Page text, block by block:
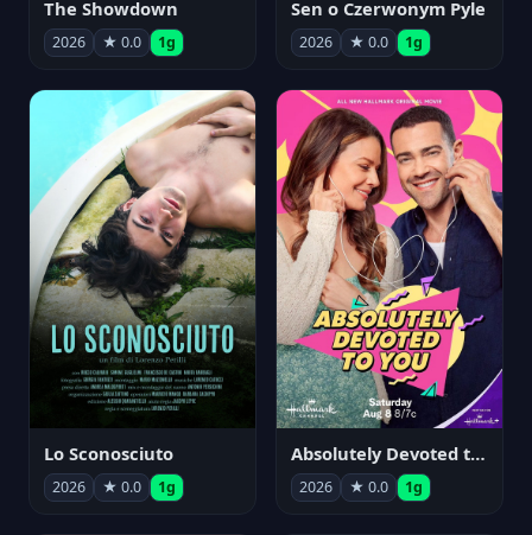
The Showdown
2026 ★ 0.0 1g
Sen o Czerwonym Pyle
2026 ★ 0.0 1g
Lo Sconosciuto
2026 ★ 0.0 1g
Absolutely Devoted to You
2026 ★ 0.0 1g